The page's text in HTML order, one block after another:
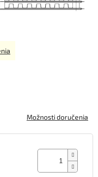
Možnosti doručenia